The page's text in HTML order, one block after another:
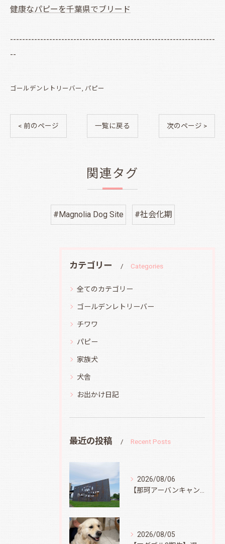
健康なパピーを千葉県でブリード
--------------------------------------------------------------------
--
ゴールデンレトリーバー パピー
< 前のページ 一覧に戻る 次のページ >
関連タグ
#Magnolia Dog Site #社会化期
カテゴリー Categories
全てのカテゴリー
ゴールデンレトリーバー
チワワ
パピー
家族犬
犬舎
お出かけ日記
最近の投稿 Recent Posts
2026/08/06
2026/08/05